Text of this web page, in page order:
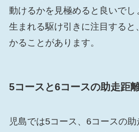
動けるかを見極めると良いでし
生まれる駆け引きに注目すると
かることがあります。
5コースと6コースの助走距
児島では5コース、6コースの